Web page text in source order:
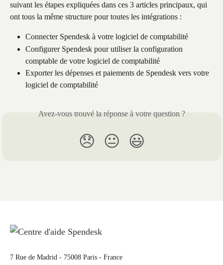
suivant les étapes expliquées dans ces 3 articles principaux, qui
ont tous la même structure pour toutes les intégrations :
Connecter Spendesk à votre logiciel de comptabilité
Configurer Spendesk pour utiliser la configuration
comptable de votre logiciel de comptabilité
Exporter les dépenses et paiements de Spendesk vers votre
logiciel de comptabilité
Avez-vous trouvé la réponse à votre question ?
😞 😐 😃
7 Rue de Madrid - 75008 Paris - France